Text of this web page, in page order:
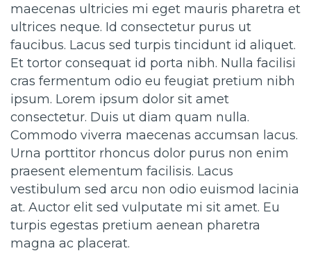
maecenas ultricies mi eget mauris pharetra et
ultrices neque. Id consectetur purus ut
faucibus. Lacus sed turpis tincidunt id aliquet.
Et tortor consequat id porta nibh. Nulla facilisi
cras fermentum odio eu feugiat pretium nibh
ipsum. Lorem ipsum dolor sit amet
consectetur. Duis ut diam quam nulla.
Commodo viverra maecenas accumsan lacus.
Urna porttitor rhoncus dolor purus non enim
praesent elementum facilisis. Lacus
vestibulum sed arcu non odio euismod lacinia
at. Auctor elit sed vulputate mi sit amet. Eu
turpis egestas pretium aenean pharetra
magna ac placerat.